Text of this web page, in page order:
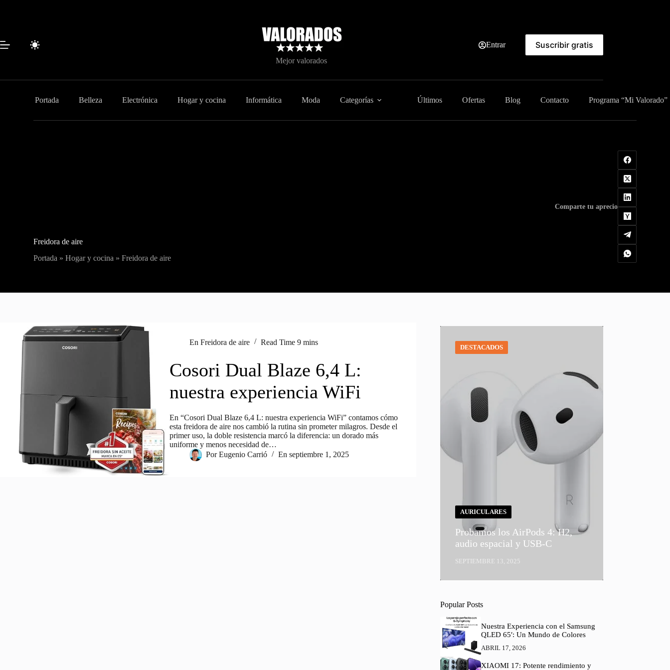
Mejor valorados
Entrar Suscribir gratis
Portada Belleza Electrónica Hogar y cocina Informática Moda Categorías Últimos Ofertas Blog Contacto Programa “Mi Valorado”
Freidora de aire
Portada »Hogar y cocina »Freidora de aire
Comparte tu aprecio
En Freidora de aire Read Time 9 mins
Cosori Dual Blaze 6,4 L:
nuestra experiencia WiFi
En “Cosori Dual Blaze 6,4 L: nuestra experiencia WiFi” contamos cómo
esta freidora de aire nos cambió la rutina sin prometer milagros. Desde el
primer uso, la doble resistencia marcó la diferencia: un dorado más
uniforme y menos necesidad de…
Por Eugenio Carrió En septiembre 1, 2025
DESTACADOS
AURICULARES
Probamos los AirPods 4: H2,
audio espacial y USB-C
SEPTIEMBRE 13, 2025
Popular Posts
Nuestra Experiencia con el Samsung
QLED 65′: Un Mundo de Colores
ABRIL 17, 2026
XIAOMI 17: Potente rendimiento y